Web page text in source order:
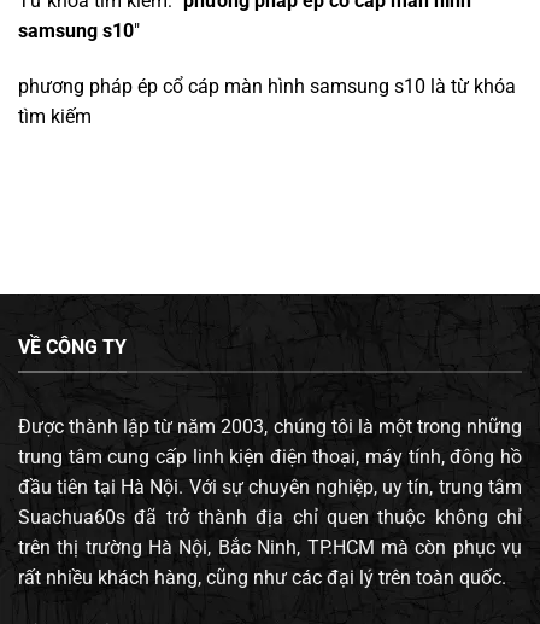
samsung s10"
phương pháp ép cổ cáp màn hình samsung s10 là từ khóa
tìm kiếm
VỀ CÔNG TY
Được thành lập từ năm 2003, chúng tôi là một trong những
trung tâm cung cấp linh kiện điện thoại, máy tính, đông hồ
đầu tiên tại Hà Nội. Với sự chuyên nghiệp, uy tín, trung tâm
Suachua60s đã trở thành địa chỉ quen thuộc không chỉ
trên thị trường Hà Nội, Bắc Ninh, TP.HCM mà còn phục vụ
rất nhiều khách hàng, cũng như các đại lý trên toàn quốc.